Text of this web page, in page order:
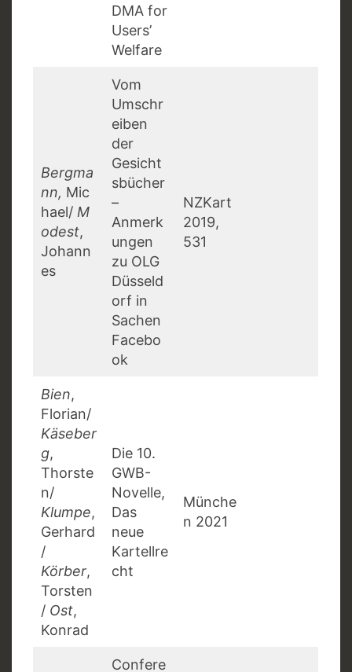
DMA for
Users’
Welfare
Bergma
nn, Mic
hael/ M
odest,
Johann
es
Vom
Umschr
eiben
der
Gesicht
sbücher
–
Anmerk
ungen
zu OLG
Düsseld
orf in
Sachen
Facebo
ok
NZKart
2019,
531
Bien,
Florian/
Käseber
g,
Thorste
n/
Klumpe,
Gerhard
/
Körber,
Torsten
/ Ost,
Konrad
Die 10.
GWB-
Novelle,
Das
neue
Kartellre
cht
Münche
n 2021
Confere